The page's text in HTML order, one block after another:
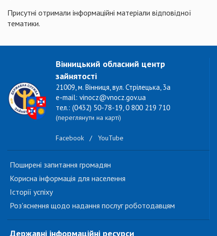
Присутні отримали інформаційні матеріали відповідної
тематики.
Вінницький обласний центр
зайнятості
21009, м. Вінниця, вул. Стрілецька, 3а
e-mail: vinocz@vnocz.gov.ua
тел.: (0432) 50-78-19, 0 800 219 710
(переглянути на карті)
Facebook / YouTube
Поширені запитання громадян
Корисна інформація для населення
Історії успіху
Роз'яснення щодо надання послуг роботодавцям
Державні інформаційні ресурси